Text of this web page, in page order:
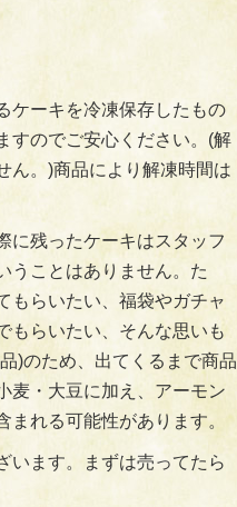
ケーキを冷凍保存したもの
すのでご安心ください。(解
ん。)商品により解凍時間は
に残ったケーキはスタッフ
うことはありません。た
もらいたい、福袋やガチャ
もらいたい、そんな思いも
)のため、出てくるまで商品
麦・大豆に加え、アーモン
れる可能性があります。
います。まずは売ってたら